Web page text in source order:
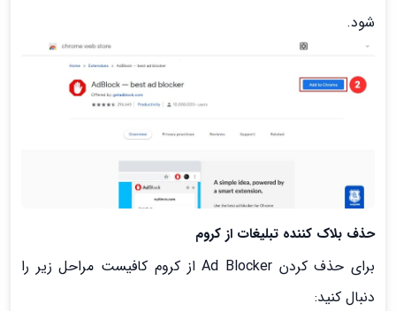
شود.
حذف بلاک کننده تبلیغات از کروم
برای حذف کردن Ad Blocker از کروم کافیست مراحل زیر را
دنبال کنید: